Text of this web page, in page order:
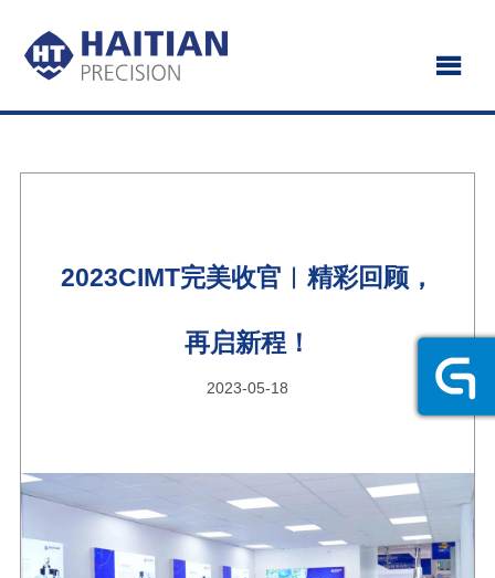
2023CIMT完美收官︱精彩回顾，
再启新程！
2023-05-18